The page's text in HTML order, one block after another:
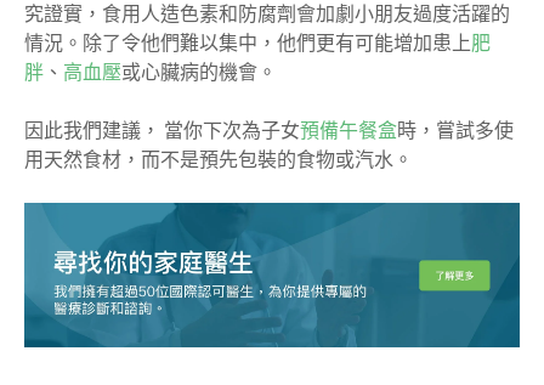
究證實，食用人造色素和防腐劑會加劇小朋友過度活躍的
情況。除了令他們難以集中，他們更有可能增加患上肥
胖 、 高血壓或心臟病的機會。
因此我們建議， 當你下次為子女預備午餐盒時，嘗試多使
用天然食材，而不是預先包裝的食物或汽水。